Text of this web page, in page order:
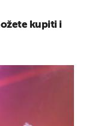
kupiti i